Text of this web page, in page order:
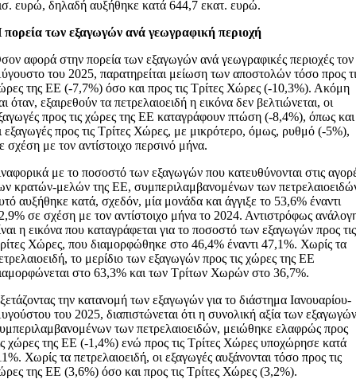
ευρώ, δηλαδή αυξήθηκε κατά 644,7 εκατ. ευρώ.
πορεία των εξαγωγών ανά γεωγραφική περιοχή
αφορά στην πορεία των εξαγωγών ανά γεωγραφικές περιοχές τον
του 2025, παρατηρείται μείωση των αποστολών τόσο προς
της ΕΕ (-7,7%) όσο και προς τις Τρίτες Χώρες (-10,3%). Ακόμη
όταν, εξαιρεθούν τα πετρελαιοειδή η εικόνα δεν βελτιώνεται, οι
προς τις χώρες της ΕΕ καταγράφουν πτώση (-8,4%), όπως και
εξαγωγές προς τις Τρίτες Χώρες, με μικρότερο, όμως, ρυθμό (-5%),
σχέση με τον αντίστοιχο περσινό μήνα.
με το ποσοστό των εξαγωγών που κατευθύνονται στις
κρατών-μελών της ΕΕ, συμπεριλαμβανομένων των
αυξήθηκε κατά, σχεδόν, μία μονάδα και άγγιξε το 53,6% έναντι
σε σχέση με τον αντίστοιχο μήνα το 2024. Αντιστρόφως
η εικόνα που καταγράφεται για το ποσοστό των εξαγωγών προς τις
Χώρες, που διαμορφώθηκε στο 46,4% έναντι 47,1%. Χωρίς τα
το μερίδιο των εξαγωγών προς τις χώρες της ΕΕ
στο 63,3% και των Τρίτων Χωρών στο 36,7%.
την κατανομή των εξαγωγών για το διάστημα Ιανουαρίου-
του 2025, διαπιστώνεται ότι η συνολική αξία των
των πετρελαιοειδών, μειώθηκε ελαφρώς προς
χώρες της ΕΕ (-1,4%) ενώ προς τις Τρίτες Χώρες υποχώρησε κατά
Χωρίς τα πετρελαιοειδή, οι εξαγωγές αυξάνονται τόσο προς τις
της ΕΕ (3,6%) όσο και προς τις Τρίτες Χώρες (3,2%).